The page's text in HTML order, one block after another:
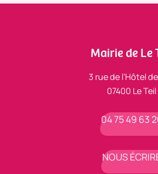
Mairie de Le
3 rue de l’Hôtel
07400 Le Teil
04 75 49 63
NOUS